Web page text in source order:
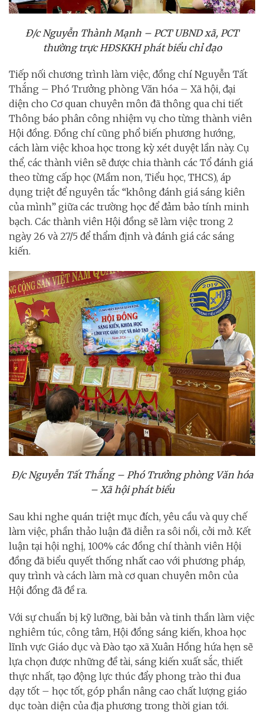
Đ/c Nguyễn Thành Mạnh – PCT UBND xã, PCT
thường trực HĐSKKH phát biểu chỉ đạo
Tiếp nối chương trình làm việc, đồng chí Nguyễn Tất
Thắng – Phó Trưởng phòng Văn hóa – Xã hội, đại
diện cho Cơ quan chuyên môn đã thông qua chi tiết
Thông báo phân công nhiệm vụ cho từng thành viên
Hội đồng. Đồng chí cũng phổ biến phương hướng,
cách làm việc khoa học trong kỳ xét duyệt lần này. Cụ
thể, các thành viên sẽ được chia thành các Tổ đánh giá
theo từng cấp học (Mầm non, Tiểu học, THCS), áp
dụng triệt để nguyên tắc “không đánh giá sáng kiên
của mình” giữa các trường học để đảm bảo tính minh
bạch. Các thành viên Hội đồng sẽ làm việc trong 2
ngày 26 và 27/5 để thẩm định và đánh giá các sáng
kiến.
Đ/c Nguyễn Tất Thắng – Phó Trưởng phòng Văn hóa
– Xã hội phát biểu
Sau khi nghe quán triệt mục đích, yêu cầu và quy chế
làm việc, phần thảo luận đã diễn ra sôi nổi, cởi mở. Kết
luận tại hội nghị, 100% các đồng chí thành viên Hội
đồng đã biểu quyết thống nhất cao với phương pháp,
quy trình và cách làm mà cơ quan chuyên môn của
Hội đồng đã đề ra.
Với sự chuẩn bị kỹ lưỡng, bài bản và tinh thần làm việc
nghiêm túc, công tâm, Hội đồng sáng kiến, khoa học
lĩnh vực Giáo dục và Đào tạo xã Xuân Hồng hứa hẹn sẽ
lựa chọn được những đề tài, sáng kiến xuất sắc, thiết
thực nhất, tạo động lực thúc đẩy phong trào thi đua
dạy tốt – học tốt, góp phần nâng cao chất lượng giáo
dục toàn diện của địa phương trong thời gian tới.